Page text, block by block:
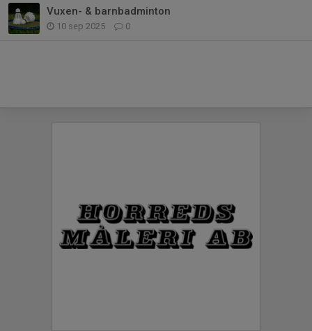
Vuxen- & barnbadminton
10 sep 2025 0